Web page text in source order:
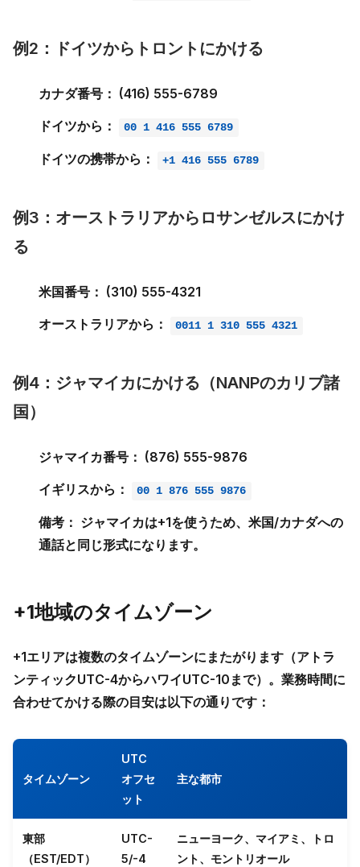
例2：ドイツからトロントにかける
カナダ番号： (416) 555-6789
ドイツから：
00 1 416 555 6789
ドイツの携帯から： +1 416 555 6789
例3：オーストラリアからロサンゼルスにかけ
る
米国番号： (310) 555-4321
オーストラリアから：
0011 1 310 555 4321
例4：ジャマイカにかける（NANPのカリブ諸
国）
ジャマイカ番号： (876) 555-9876
イギリスから：
00 1 876 555 9876
備考： ジャマイカは+1を使うため、米国/カナダへの
通話と同じ形式になります。
+1地域のタイムゾーン
+1エリアは複数のタイムゾーンにまたがります（アトラ
ンティックUTC-4からハワイUTC-10まで）。業務時間に
合わせてかける際の目安は以下の通りです：
タイムゾーン
UTC
オフセ
ット
主な都市
東部
（EST/EDT）
UTC-
5/-4
ニューヨーク、マイアミ、トロ
ント、モントリオール